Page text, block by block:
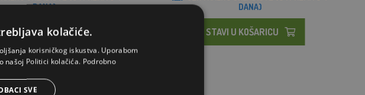
DANA)
STAVI U KOŠARICU
DANA)
STAVI U KOŠARICU
kolačiće.
korisničkog iskustva. Uporabom
našoj Politici kolačića. Podrobno
SVE